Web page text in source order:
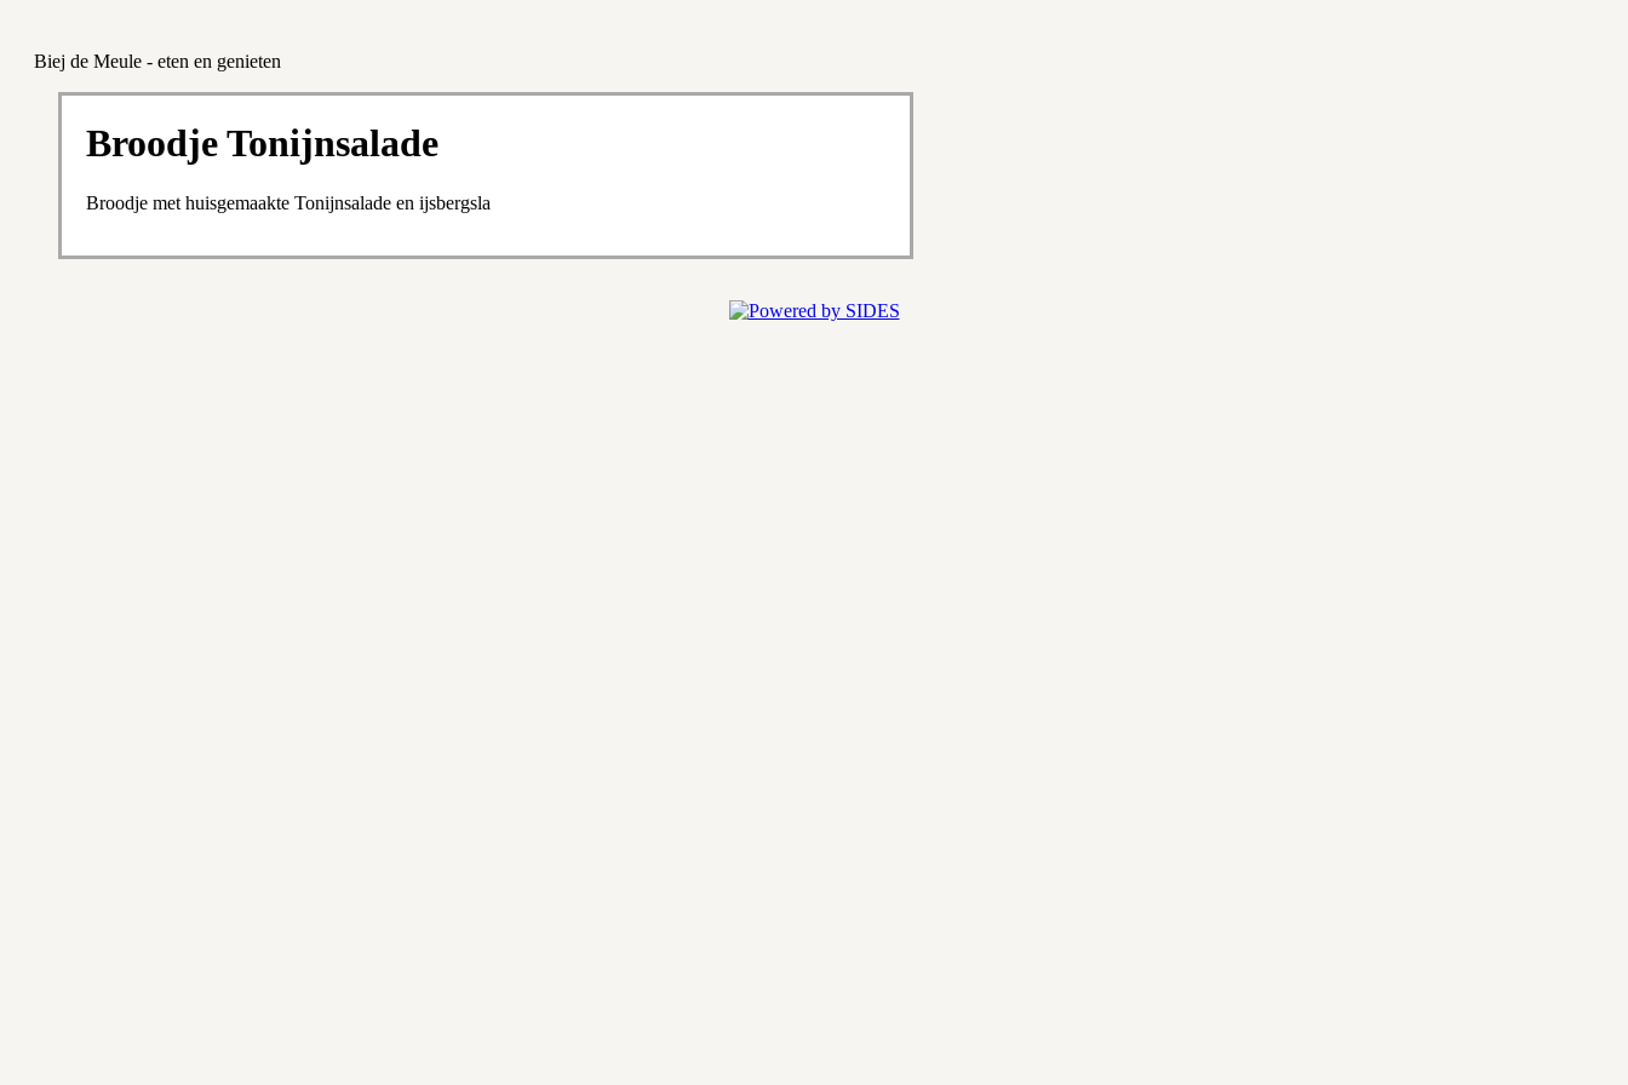
Biej de Meule - eten en genieten
Broodje Tonijnsalade
Broodje met huisgemaakte Tonijnsalade en ijsbergsla